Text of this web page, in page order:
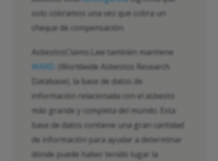
solo cobramos una vez que cobra un
cheque de compensación.
AsbestosClaims.Law también mantiene
WARD
. (Worldwide Asbestos Research
Database), la base de datos de
información relacionada con el asbesto
más grande y completa del mundo. Esta
base de datos contiene una gran cantidad
de información para ayudar a determinar
dónde puede haber tenido lugar la